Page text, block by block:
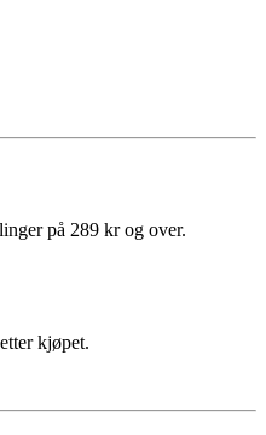
på 289 kr og over.
kjøpet.